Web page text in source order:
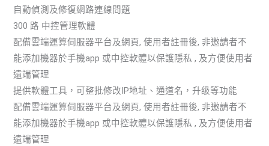
自動偵測及修復網路連線問題
300 路 中控管理軟體
配備雲端運算伺服器平台及網頁, 使用者註冊後, 非邀請者不
能添加機器於手機app 或中控軟體以保護隱私 , 及方便使用者
遠端管理
提供軟體工具，可整批修改IP地址、通道名，升级等功能
配備雲端運算伺服器平台及網頁, 使用者註冊後, 非邀請者不
能添加機器於手機app 或中控軟體以保護隱私 , 及方便使用者
遠端管理